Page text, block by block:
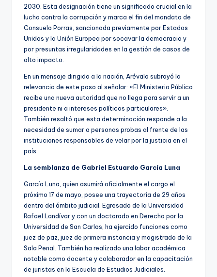
2030. Esta designación tiene un significado crucial en la
lucha contra la corrupción y marca el fin del mandato de
Consuelo Porras, sancionada previamente por Estados
Unidos y la Unión Europea por socavar la democracia y
por presuntas irregularidades en la gestión de casos de
alto impacto.
En un mensaje dirigido a la nación, Arévalo subrayó la
relevancia de este paso al señalar: «El Ministerio Público
recibe una nueva autoridad que no llega para servir a un
presidente ni a intereses políticos particulares».
También resaltó que esta determinación responde a la
necesidad de sumar a personas probas al frente de las
instituciones responsables de velar por la justicia en el
país.
La semblanza de Gabriel Estuardo García Luna
García Luna, quien asumirá oficialmente el cargo el
próximo 17 de mayo, posee una trayectoria de 29 años
dentro del ámbito judicial. Egresado de la Universidad
Rafael Landívar y con un doctorado en Derecho por la
Universidad de San Carlos, ha ejercido funciones como
juez de paz, juez de primera instancia y magistrado de la
Sala Penal. También ha realizado una labor académica
notable como docente y colaborador en la capacitación
de juristas en la Escuela de Estudios Judiciales.